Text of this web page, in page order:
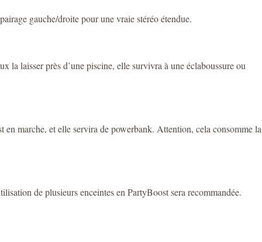
gauche/droite pour une vraie stéréo étendue.
la laisser près d’une piscine, elle survivra à une éclaboussure ou
marche, et elle servira de powerbank. Attention, cela consomme la
de plusieurs enceintes en PartyBoost sera recommandée.